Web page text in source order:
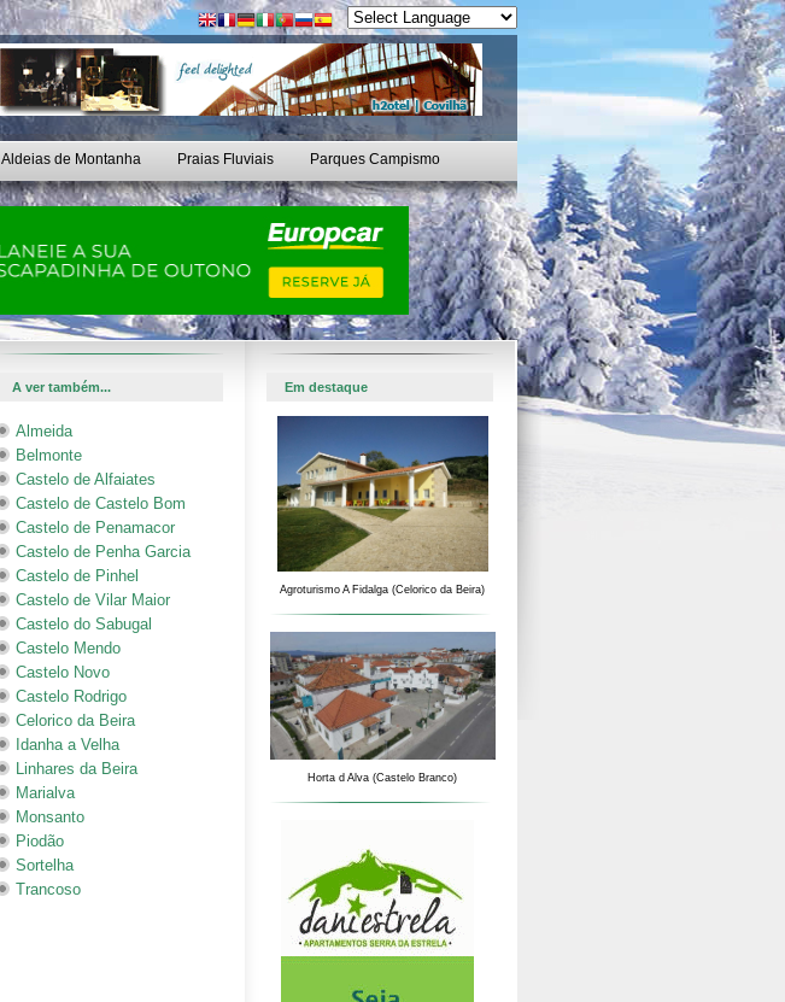
Aldeias de Montanha Praias Fluviais Parques Campismo
A ver também... Em destaque
Almeida
Belmonte
Castelo de Alfaiates
Castelo de Castelo Bom
Castelo de Penamacor
Castelo de Penha Garcia
Castelo de Pinhel
Castelo de Vilar Maior
Castelo do Sabugal
Castelo Mendo
Castelo Novo
Castelo Rodrigo
Celorico da Beira
Idanha a Velha
Linhares da Beira
Marialva
Monsanto
Piodão
Sortelha
Trancoso
Agroturismo A Fidalga (Celorico da Beira)
Horta d Alva (Castelo Branco)